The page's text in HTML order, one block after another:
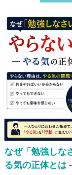
非受験の小学生
小学3年生以上の
中学1～2年生の
中学3年生の高
高校生の学習指
小～高校生への
発達障がいのある
なぜ「勉強しな
る気の正体とは